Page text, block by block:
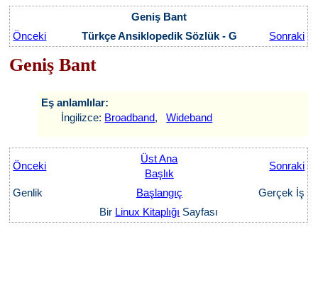
Geniş Bant
Önceki
Türkçe Ansiklopedik Sözlük - G Sonraki
Geniş Bant
Eş anlamlılar:
İngilizce: Broadband,Wideband
Önceki
Üst Ana
Başlık
Sonraki
Genlik Başlangıç
Gerçek İş
Bir Linux Kitaplığı Sayfası